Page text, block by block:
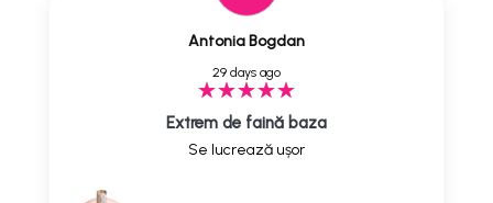
Antonia Bogdan
29 days ago
Extrem de faină baza
Se lucrează ușor